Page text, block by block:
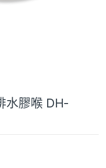
水膠喉 DH-